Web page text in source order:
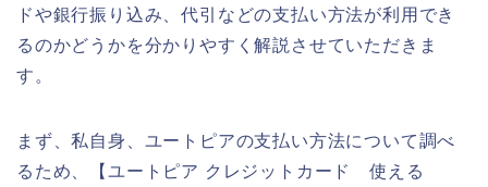
ドや銀行振り込み、代引などの支払い方法が利用でき
るのかどうかを分かりやすく解説させていただきま
す。
まず、私自身、ユートピアの支払い方法について調べ
るため、【ユートピア クレジットカード 使える